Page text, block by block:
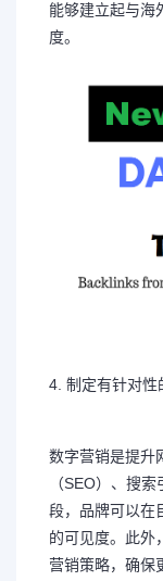
能够建立起与海
度。
4. 制定有针对性
数字营销是提升
（SEO）、搜
段，品牌可以在
的可见度。此外
营销策略，确保